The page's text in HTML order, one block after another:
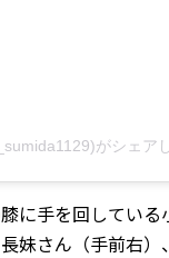
がシェア
に手を回してい
妹さん（手前右）